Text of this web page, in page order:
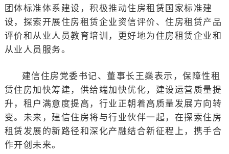
团体标准体系建设，积极推动住房租赁国家标准建
设，探索开展住房租赁企业资信评价、住房租赁产品
评价和从业人员教育培训，更好地为住房租赁企业和
从业人员服务。
建信住房党委书记、董事长王燊表示，保障性租
赁住房加快筹建，供给端加快优化，建设运营质量提
升，租户满意度提高，行业正朝着高质量发展方向转
变。未来，建信住房将与行业伙伴一起，在探索住房
租赁发展的新路径和深化产融结合新征程上，携手合
作开创未来。